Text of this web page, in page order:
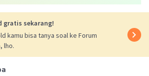
gratis sekarang!
kamu bisa tanya soal ke Forum
lho.